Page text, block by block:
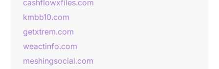
cashflowxfiles.com
kmbb10.com
getxtrem.com
weactinfo.com
meshingsocial.com